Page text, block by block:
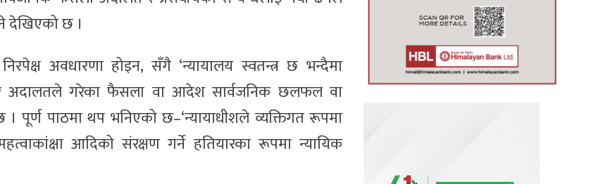
देखिएको छ ।
अवधारणा होइन, सँगै ‘न्यायालय स्वतन्त्र छ भन्दैमा
र अदालतले गरेका फैसला वा आदेश सार्वजनिक छलफल वा
पूर्ण पाठमा थप भनिएको छ–‘न्यायाधीशले व्यक्तिगत रूपमा
आदिको संरक्षण गर्ने हतियारका रूपमा न्यायिक